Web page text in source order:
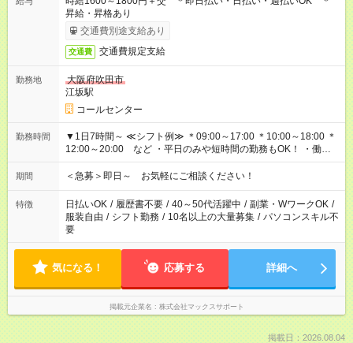
昇給・昇格あり
交通費別途支給あり
交通費 交通費規定支給
勤務地
大阪府吹田市
江坂駅
コールセンター
勤務時間
▼1日7時間～ ≪シフト例≫ ＊09:00～17:00 ＊10:00～18:00 ＊
12:00～20:00 など ・平日のみや短時間の勤務もOK！ ・働き
方はお気軽にご相談下さい
期間 ＜急募＞即日～ お気軽にご相談ください！
特徴 日払いOK / 履歴書不要 / 40～50代活躍中 / 副業・WワークOK /
服装自由 / シフト勤務 / 10名以上の大量募集 / パソコンスキル不
要
気になる！ 応募する 詳細へ
掲載元企業名 株式会社マックスサポート
掲載日：2026.08.04